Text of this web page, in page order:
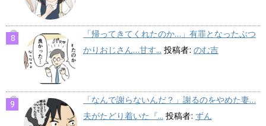
「帰ってきてくれたのか…」有罪となったぶつ
かりおじさん…甘す... 投稿者: のむ吉
「なんで謝らないんだ？」謝るのをやめた妻…
夫がたどり着いた『... 投稿者: ずん